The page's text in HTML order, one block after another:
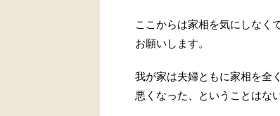
ここからは家相を気にしなく
お願いします。
我が家は夫婦ともに家相を全
悪くなった、ということはな